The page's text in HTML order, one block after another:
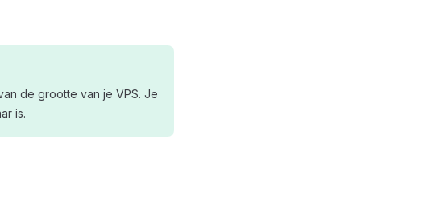
de grootte van je VPS. Je
is.